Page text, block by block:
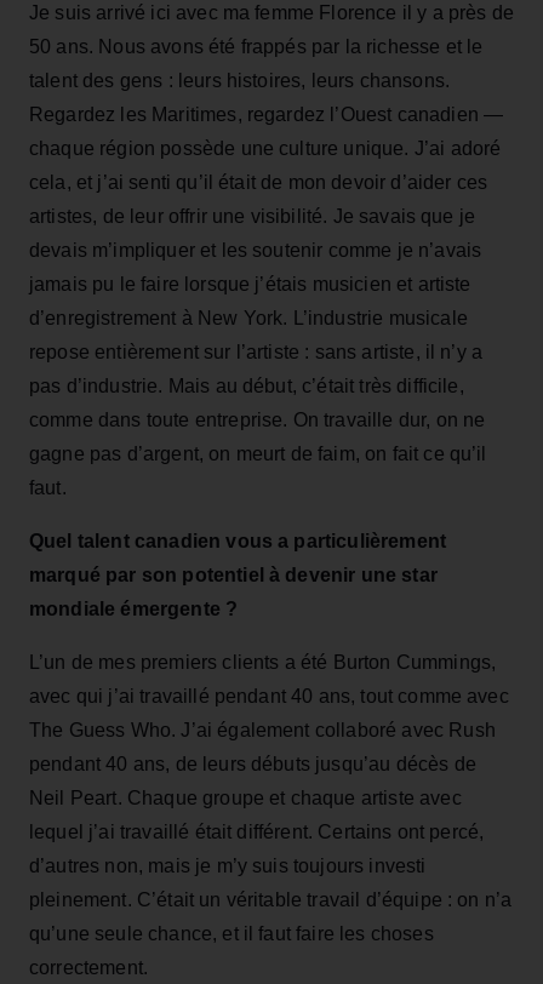
Je suis arrivé ici avec ma femme Florence il y a près de
50 ans. Nous avons été frappés par la richesse et le
talent des gens : leurs histoires, leurs chansons.
Regardez les Maritimes, regardez l’Ouest canadien —
chaque région possède une culture unique. J’ai adoré
cela, et j’ai senti qu’il était de mon devoir d’aider ces
artistes, de leur offrir une visibilité. Je savais que je
devais m’impliquer et les soutenir comme je n’avais
jamais pu le faire lorsque j’étais musicien et artiste
d’enregistrement à New York. L’industrie musicale
repose entièrement sur l’artiste : sans artiste, il n’y a
pas d’industrie. Mais au début, c’était très difficile,
comme dans toute entreprise. On travaille dur, on ne
gagne pas d’argent, on meurt de faim, on fait ce qu’il
faut.
Quel talent canadien vous a particulièrement
marqué par son potentiel à devenir une star
mondiale émergente ?
L’un de mes premiers clients a été Burton Cummings,
avec qui j’ai travaillé pendant 40 ans, tout comme avec
The Guess Who. J’ai également collaboré avec Rush
pendant 40 ans, de leurs débuts jusqu’au décès de
Neil Peart. Chaque groupe et chaque artiste avec
lequel j’ai travaillé était différent. Certains ont percé,
d’autres non, mais je m’y suis toujours investi
pleinement. C’était un véritable travail d’équipe : on n’a
qu’une seule chance, et il faut faire les choses
correctement.